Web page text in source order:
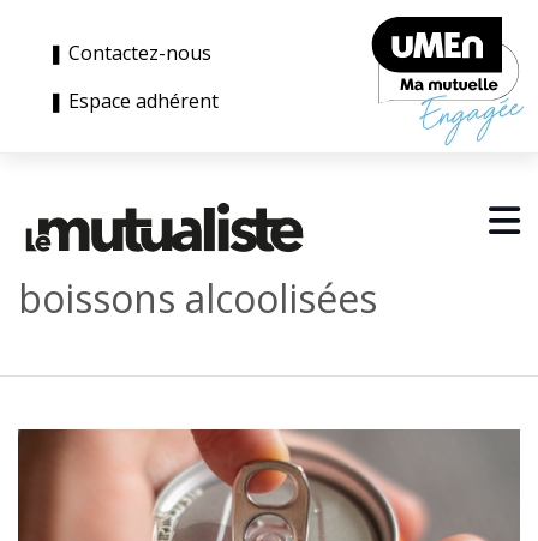
❚ Contactez-nous
❚ Espace adhérent
boissons alcoolisées